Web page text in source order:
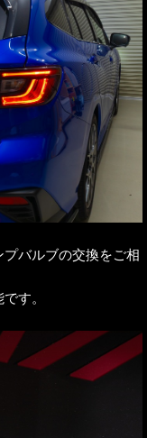
バルブの交換をご相
す。